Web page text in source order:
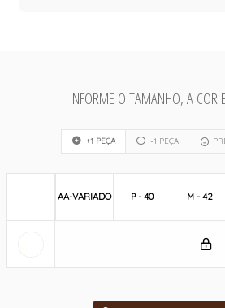
INFORME O TAMANHO, A COR
+1 PEÇA -1 PEÇA
AA-VARIADO P - 40 M - 42